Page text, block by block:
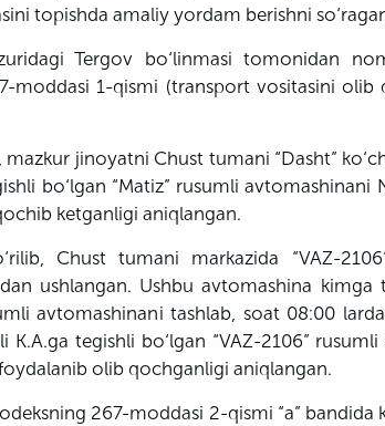
topishda amaliy yordam berishni
Tergov bo‘linmasi tomonidan
moddasi 1-qismi (transport vositasini
jinoyatni Chust tumani “Dasht”
bo‘lgan “Matiz” rusumli avtomashinani
ketganligi aniqlangan.
Chust tumani markazida “VAZ-
ushlangan. Ushbu avtomashina kimga
avtomashinani tashlab, soat 08:00
tegishli bo‘lgan “VAZ-2106”
olib qochganligi aniqlangan.
267-moddasi 2-qismi “a” bandida